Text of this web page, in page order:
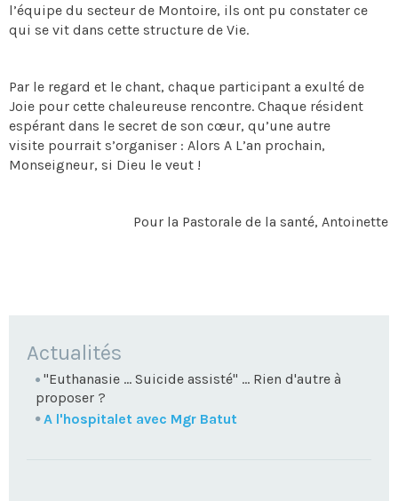
l’équipe du secteur de Montoire, ils ont pu constater ce
qui se vit dans cette structure de Vie.
Par le regard et le chant, chaque participant a exulté de
Joie pour cette chaleureuse rencontre. Chaque résident
espérant dans le secret de son cœur, qu’une autre
visite pourrait s’organiser : Alors A L’an prochain,
Monseigneur, si Dieu le veut !
Pour la Pastorale de la santé, Antoinette
NAVIGATION
Actualités
"Euthanasie ... Suicide assisté" ... Rien d'autre à
proposer ?
A l'hospitalet avec Mgr Batut